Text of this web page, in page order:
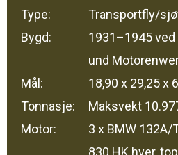
Type:
Transportfly/
Bygd:
1931–1945
und
Mål:
18,90 x 29,25 x
Tonnasje:
Maksvekt
Motor:
3 x BMW